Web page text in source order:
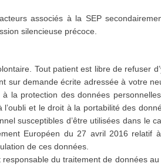
associés à la SEP
silencieuse précoce.
Tout patient est libre de refuser
sur demande écrite adressée à votre
la protection des données
et le droit à la portabilité des
susceptibles d’être utilisées dans le
Européen du 27 avril 2016 relatif
de ces données.
du traitement de données